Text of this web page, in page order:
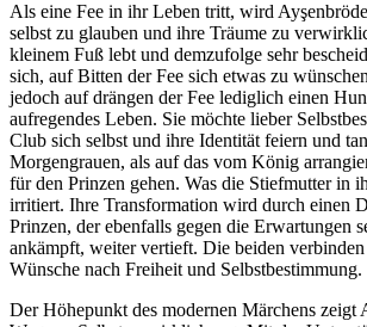
Als eine Fee in ihr Leben tritt, wird
selbst zu glauben und ihre Träume zu
kleinem Fuß lebt und demzufolge sehr
sich, auf Bitten der Fee sich etwas zu
jedoch auf drängen der Fee lediglich einen
aufregendes Leben. Sie möchte lieber
Club sich selbst und ihre Identität feiern und
Morgengrauen, als auf das vom König
für den Prinzen gehen. Was die Stiefmutter in
irritiert. Ihre Transformation wird durch einen
Prinzen, der ebenfalls gegen die Erwartungen
ankämpft, weiter vertieft. Die beiden
Wünsche nach Freiheit und Selbstbestimmung.
Der Höhepunkt des modernen Märchens zeigt